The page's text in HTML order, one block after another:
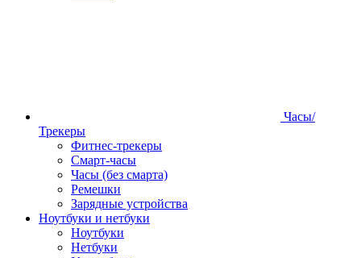
Часы/
Трекеры
Фитнес-трекеры
Смарт-часы
Часы (без смарта)
Ремешки
Зарядные устройства
Ноутбуки и нетбуки
Ноутбуки
Нетбуки